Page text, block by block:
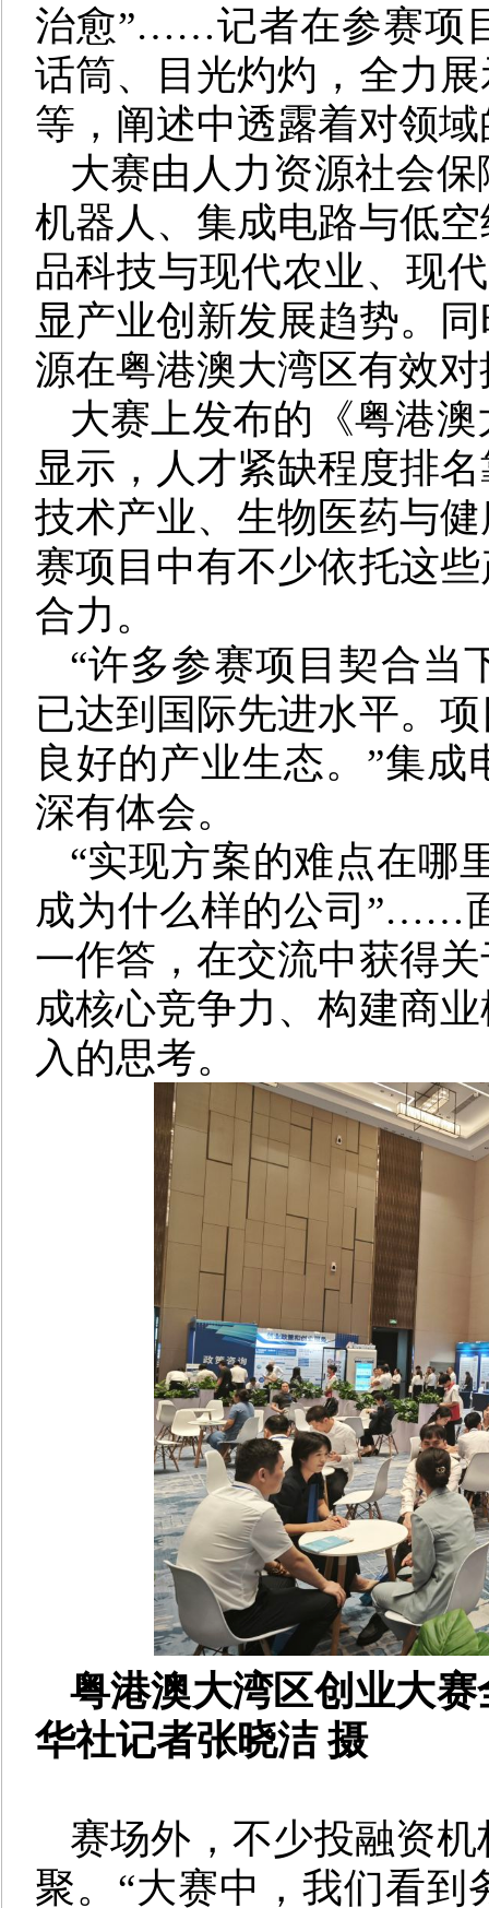
治愈”……记者在参赛项
话筒、目光灼灼，全力
等，阐述中透露着对领
大赛由人力资源社会
机器人、集成电路与低
品科技与现代农业、现
显产业创新发展趋势。
源在粤港澳大湾区有效对
大赛上发布的《粤港
显示，人才紧缺程度排
技术产业、生物医药与
赛项目中有不少依托这
合力。
“许多参赛项目契合当
已达到国际先进水平。
良好的产业生态。”集
深有体会。
“实现方案的难点在哪
成为什么样的公司”……
一作答，在交流中获得
成核心竞争力、构建商
入的思考。
粤港澳大湾区创业大
华社记者张晓洁 摄
赛场外，不少投融资
聚。“大赛中，我们看